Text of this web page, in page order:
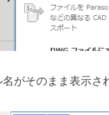
がそのまま表示さ